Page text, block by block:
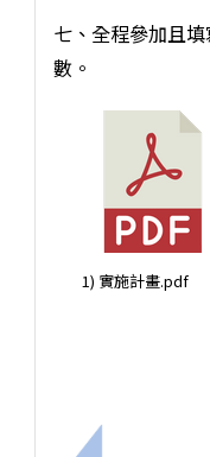
七、全程參加且
數。
1) 實施計畫.pdf